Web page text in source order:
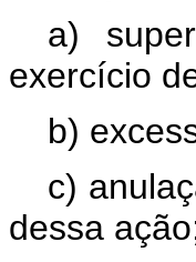
a)
exercício
b)
c)
dessa